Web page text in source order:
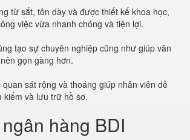
từ sắt, tôn dày và được thiết kế khoa học,
việc vừa nhanh chóng và tiện lợi.
tạo sự chuyên nghiệp cũng như giúp văn
gọn gàng hơn.
sát rộng và thoáng giúp nhân viên dễ
kiếm và lưu trữ hồ sơ.
hàng BDI